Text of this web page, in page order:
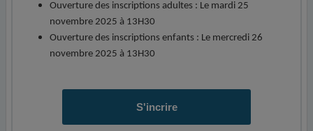
Ouverture des inscriptions adultes : Le mardi 25
novembre 2025 à 13H30
Ouverture des inscriptions enfants : Le mercredi 26
novembre 2025 à 13H30
S'incrire